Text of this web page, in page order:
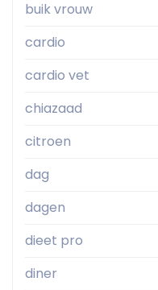
buik vrouw
cardio
cardio vet
chiazaad
citroen
dag
dagen
dieet pro
diner